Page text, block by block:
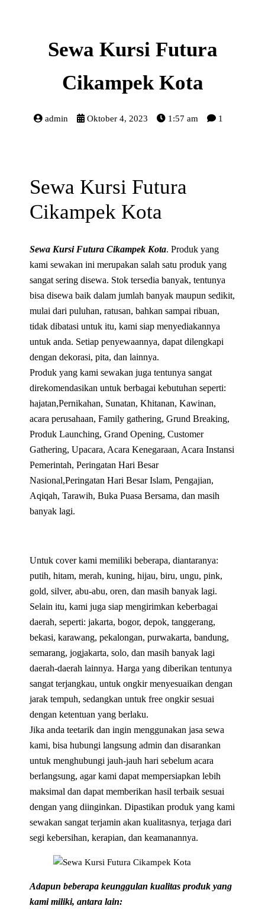
Sewa Kursi Futura
Cikampek Kota
admin Oktober 4, 2023 1:57 am 1
Sewa Kursi Futura
Cikampek Kota
Sewa Kursi Futura Cikampek Kota. Produk yang
kami sewakan ini merupakan salah satu produk yang
sangat sering disewa. Stok tersedia banyak, tentunya
bisa disewa baik dalam jumlah banyak maupun sedikit,
mulai dari puluhan, ratusan, bahkan sampai ribuan,
tidak dibatasi untuk itu, kami siap menyediakannya
untuk anda. Setiap penyewaannya, dapat dilengkapi
dengan dekorasi, pita, dan lainnya.
Produk yang kami sewakan juga tentunya sangat
direkomendasikan untuk berbagai kebutuhan seperti:
hajatan,Pernikahan, Sunatan, Khitanan, Kawinan,
acara perusahaan, Family gathering, Grund Breaking,
Produk Launching, Grand Opening, Customer
Gathering, Upacara, Acara Kenegaraan, Acara Instansi
Pemerintah, Peringatan Hari Besar
Nasional,Peringatan Hari Besar Islam, Pengajian,
Aqiqah, Tarawih, Buka Puasa Bersama, dan masih
banyak lagi.
Untuk cover kami memiliki beberapa, diantaranya:
putih, hitam, merah, kuning, hijau, biru, ungu, pink,
gold, silver, abu-abu, oren, dan masih banyak lagi.
Selain itu, kami juga siap mengirimkan keberbagai
daerah, seperti: jakarta, bogor, depok, tanggerang,
bekasi, karawang, pekalongan, purwakarta, bandung,
semarang, jogjakarta, solo, dan masih banyak lagi
daerah-daerah lainnya. Harga yang diberikan tentunya
sangat terjangkau, untuk ongkir menyesuaikan dengan
jarak tempuh, sedangkan untuk free ongkir sesuai
dengan ketentuan yang berlaku.
Jika anda teetarik dan ingin menggunakan jasa sewa
kami, bisa hubungi langsung admin dan disarankan
untuk menghubungi jauh-jauh hari sebelum acara
berlangsung, agar kami dapat mempersiapkan lebih
maksimal dan dapat memberikan hasil terbaik sesuai
dengan yang diinginkan. Dipastikan produk yang kami
sewakan sangat terjamin akan kualitasnya, terjaga dari
segi kebersihan, kerapian, dan keamanannya.
Adapun beberapa keunggulan kualitas produk yang
kami miliki, antara lain: